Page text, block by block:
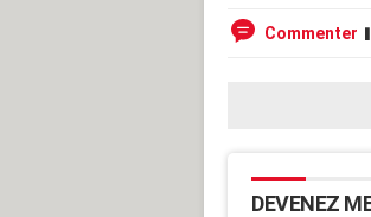
Commenter
DEVENEZ